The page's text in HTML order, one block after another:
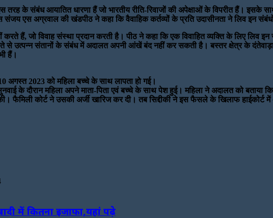
के संबंध आयातित धारणा हैं जो भारतीय रीति-रिवाजों की अपेक्षाओं के विपरीत हैं। इसके
एस अग्रवाल की खंडपीठ ने कहा कि वैवाहिक कर्तव्यों के प्रति उदासीनता ने लिव इन
करते हैं, जो विवाह संस्था प्रदान करती है। पीठ ने कहा कि एक विवाहित व्यक्ति के लिए
उत्पन्न संतानों के संबंध में अदालत अपनी आंखें बंद नहीं कर सकती है। बस्तर क्षेत्र के दंतेवाड़ा
हैं।
अगस्त 2023 को महिला बच्चे के साथ लापता हो गई।
के दौरान महिला अपने माता-पिता एवं बच्चे के साथ पेश हुई। महिला ने अदालत को बताया
फैमिली कोर्ट ने उसकी अर्जी खारिज कर दी। तब सिद्दीकी ने इस फैसले के खिलाफ हाईकोर्ट
में कितना इजाफा,यहां पढ़े